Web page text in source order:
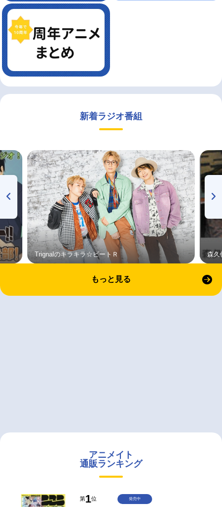
新着ラジオ番組
Trignalのキラキラ☆ビートＲ 森久
もっと見る
アニメイト
通販ランキング
第1位 発売中